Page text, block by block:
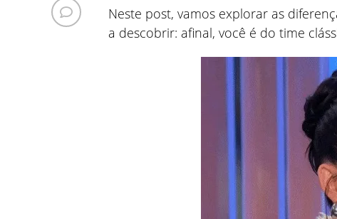
Neste post, vamos explorar as
a descobrir: afinal, você é do time